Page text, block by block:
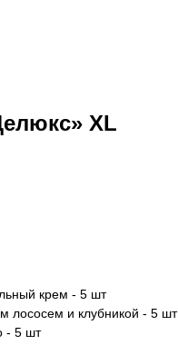
XL
крем - 5 шт
лососем и клубникой - 5 шт
- 5 шт